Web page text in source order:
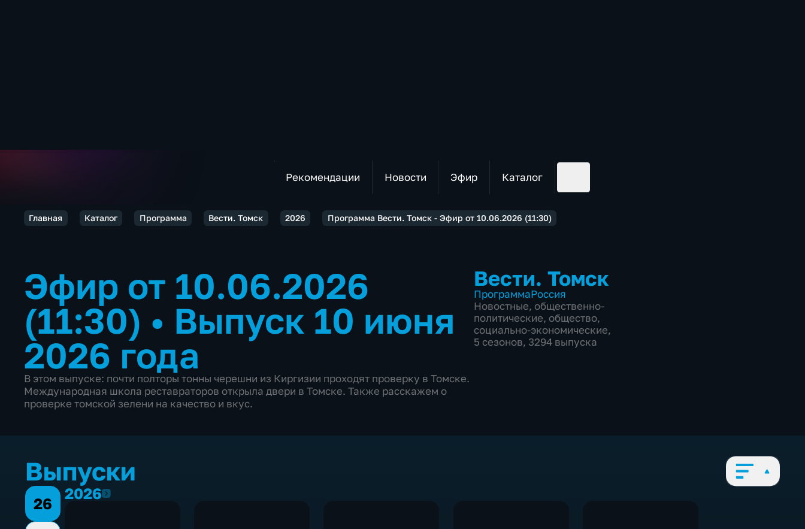
Рекомендации Новости Эфир Каталог
Главная Каталог Программа Вести. Томск 2026 Программа Вести. Томск - Эфир от 10.06.2026 (11:30)
Эфир от 10.06.2026
(11:30) • Выпуск 10 июня
2026 года
В этом выпуске: почти полторы тонны черешни из Киргизии проходят проверку в Томске.
Международная школа реставраторов открыла двери в Томске. Также расскажем о
проверке томской зелени на качество и вкус.
Вести. Томск
ПрограммаРоссия
Новостные, общественно-
политические, общество,
социально-экономические,
5 сезонов, 3294 выпуска
Выпуски
26
20262026